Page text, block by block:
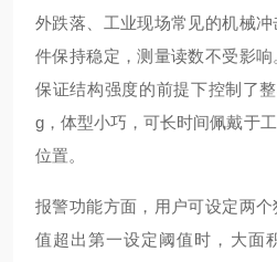
外跌落、工业现场常见的机械
件保持稳定，测量读数不受影
保证结构强度的前提下控制了
g，体型小巧，可长时间佩戴于
位置。
报警功能方面，用户可设定两
值超出第一设定阈值时，大面